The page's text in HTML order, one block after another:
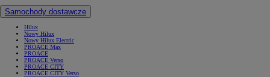
Samochody dostawcze
Hilux
Nowy Hilux
Nowy Hilux Electric
PROACE Max
PROACE
PROACE Verso
PROACE CITY
PROACE CITY Verso